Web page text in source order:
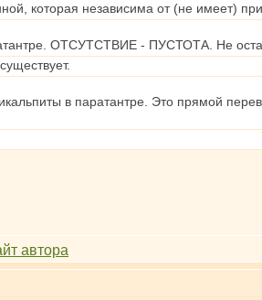
которая независима от (не имеет)
ОТСУТСТВИЕ - ПУСТОТА. Не
в паратантре. Это прямой